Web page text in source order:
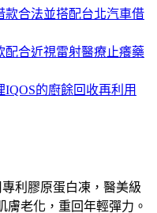
款合法並搭配台北汽車借
合近視雷射醫療止癢藥
的廚餘回收再利用
利膠原蛋白凍，醫美級
膚老化，重回年輕彈力。